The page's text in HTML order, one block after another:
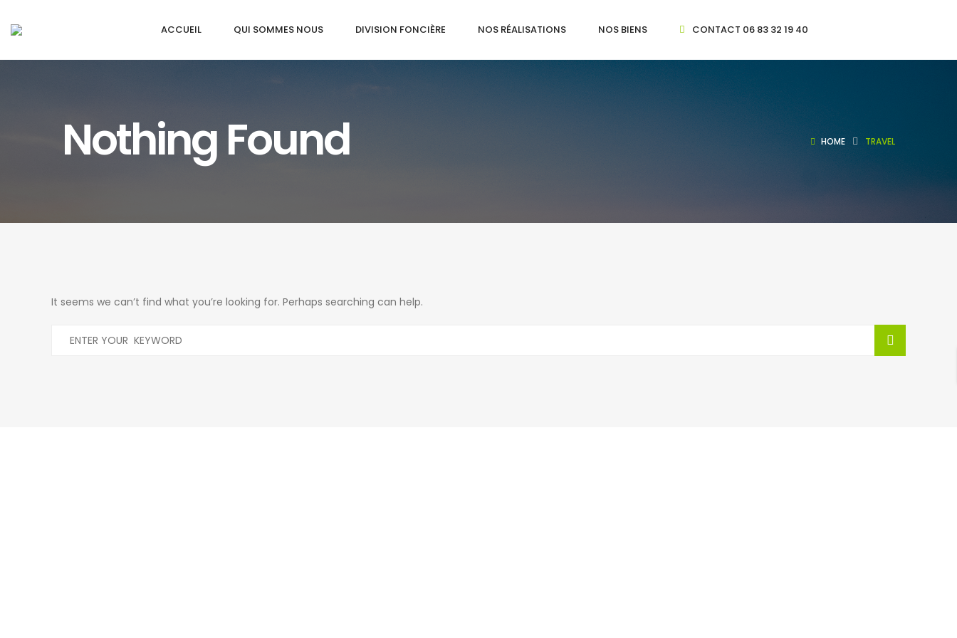
ACCUEIL QUI SOMMES NOUS DIVISION FONCIÈRE NOS RÉALISATIONS NOS BIENS CONTACT 06 83 32 19 40
Nothing Found HOME TRAVEL
It seems we can’t find what you’re looking for. Perhaps searching can help.